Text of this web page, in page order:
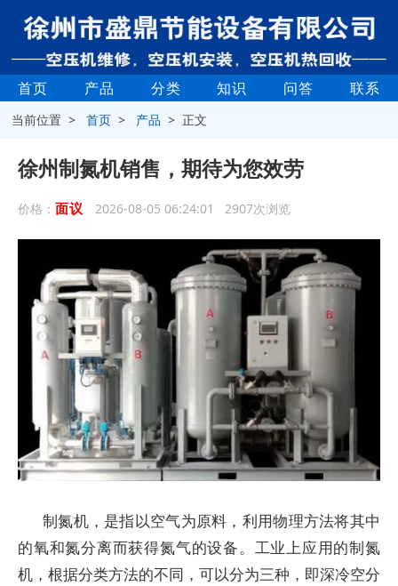
首页 产品 分类 知识 问答 联系
当前位置 >首页 > 产品 > 正文
徐州制氮机销售，期待为您效劳
价格： 面议 2026-08-05 06:24:01 2907次浏览
制氮机，是指以空气为原料，利用物理方法将其中
的氧和氮分离而获得氮气的设备。工业上应用的制氮
机，根据分类方法的不同，可以分为三种，即深冷空分